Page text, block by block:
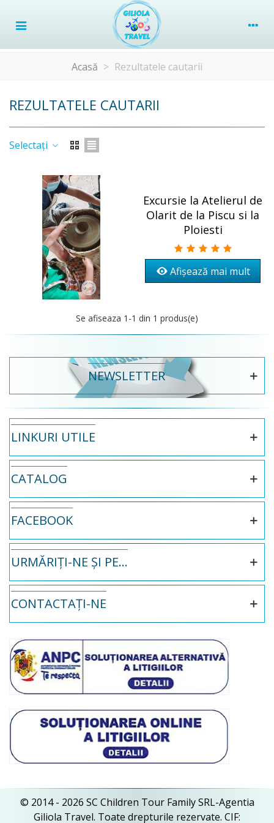
Acasă > Rezultatele cautarii
REZULTATELE CAUTARII
Selectați
Excursie la Atelierul de
Olarit de la Piscu si la
Ploiesti
Afișează mai mult
Se afiseaza 1 -1 din 1 produs(e)
NEWSLETTER
LINKURI UTILE
CATALOG
FACEBOOK
URMĂRIȚI-NE ȘI PE...
CONTACTAȚI-NE
© 2014 - 2026 SC Children Tour Family SRL-Agentia
Giliola Travel. Toate drepturile rezervate. CIF: